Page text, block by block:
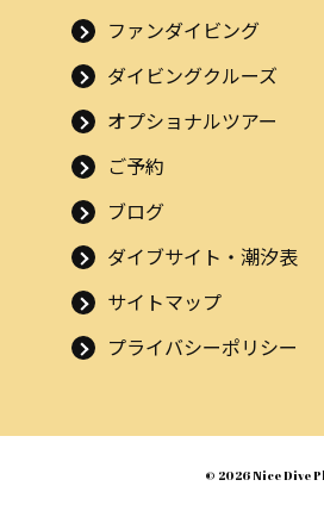
ファンダイビング
ダイビングクルーズ
オプショナルツアー
ご予約
ブログ
ダイブサイト・潮汐表
サイトマップ
プライバシーポリシー
© 2026 Nice Dive